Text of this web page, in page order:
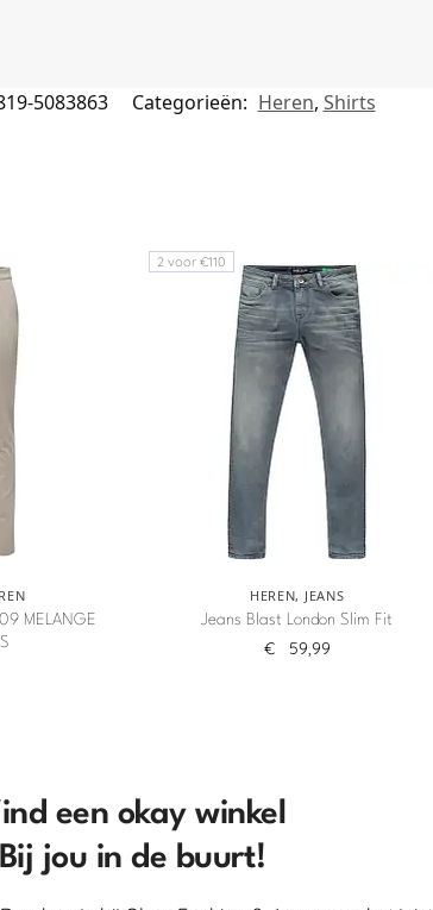
5083863 Categorieën: Heren, Shirts
MELANGE
2 voor €110
HEREN, JEANS
Jeans Blast London Slim Fit
€ 59,99
een okay winkel
Bij jou in de buurt!